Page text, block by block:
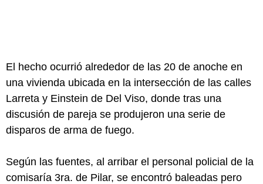
El hecho ocurrió alrededor de las 20 de anoche en
una vivienda ubicada en la intersección de las calles
Larreta y Einstein de Del Viso, donde tras una
discusión de pareja se produjeron una serie de
disparos de arma de fuego.
Según las fuentes, al arribar el personal policial de la
comisaría 3ra. de Pilar, se encontró baleadas pero